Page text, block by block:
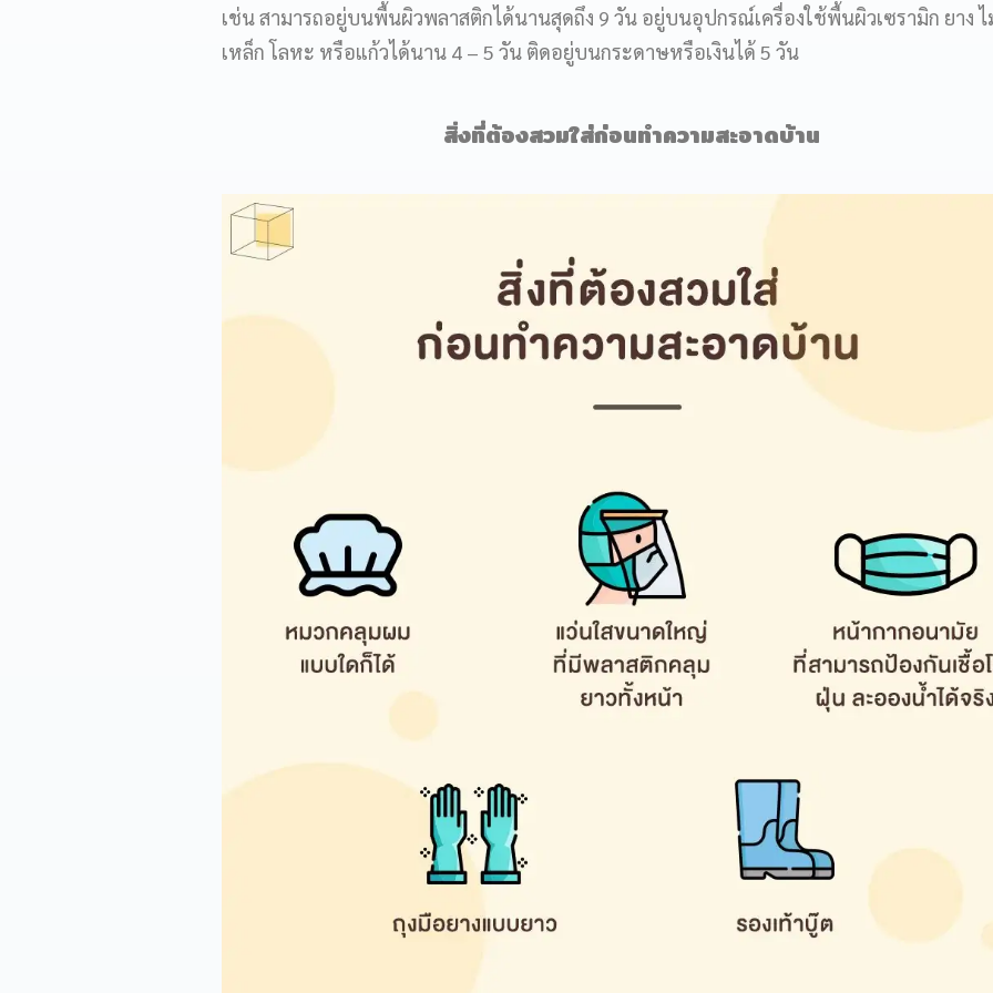
เช่น สามารถอยู่บนพื้นผิวพลาสติกได้นานสุดถึง 9 วัน อยู่บนอุปกรณ์เครื่องใช้พื้นผิวเซรามิก ยาง ไ
เหล็ก โลหะ หรือแก้วได้นาน 4 – 5 วัน ติดอยู่บนกระดาษหรือเงินได้ 5 วัน
สิ่งที่ต้องสวมใส่ก่อนทำความสะอาดบ้าน